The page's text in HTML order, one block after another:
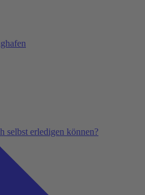
selbst erledigen können?